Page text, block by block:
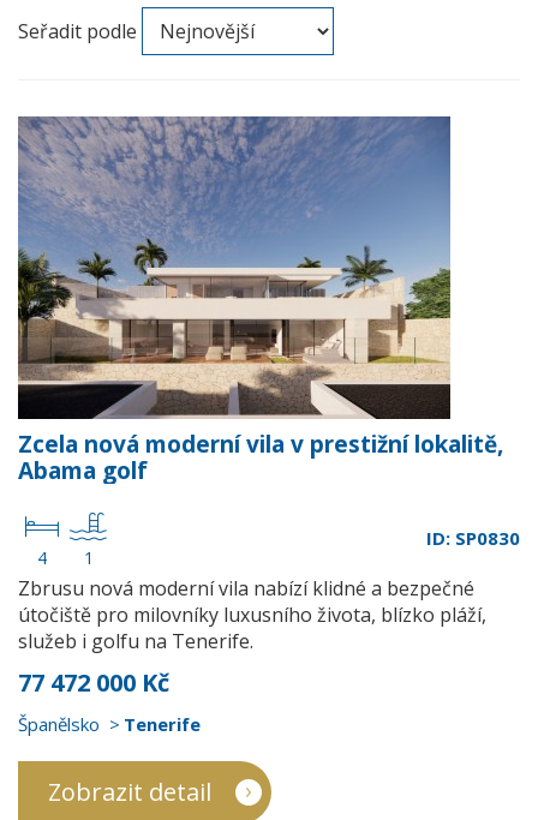
Seřadit podle
Zcela nová moderní vila v prestižní lokalitě,
Abama golf
4 1
ID: SP0830
Zbrusu nová moderní vila nabízí klidné a bezpečné
útočiště pro milovníky luxusního života, blízko pláží,
služeb i golfu na Tenerife.
77 472 000 Kč
Španělsko Tenerife
Zobrazit detail